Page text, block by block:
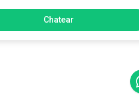
Chatear